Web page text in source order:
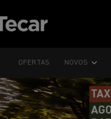
OFERTAS NOVOS